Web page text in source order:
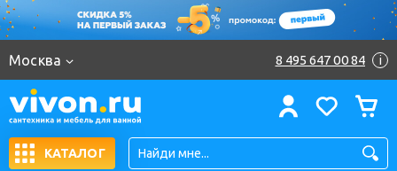
Москва 8 495 647 00 84 i
КАТАЛОГ